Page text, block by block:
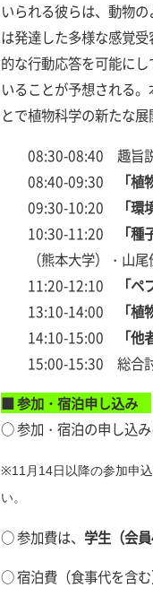
いられる彼らは、動物
は発達した多様な感覚
的な行動応答を可能に
いることが予想される
とで植物科学の新たな展
08:30-08:40 趣旨
08:40-09:30
「
09:30-10:20
「
10:30-11:20
「
（熊本大学）・山尾
11:20-12:10
「
13:10-14:00
「
14:10-15:00
「
15:00-15:30 総合
■参加・宿泊申し込み
○ 参加・宿泊の申し込
※11 月 14 日以降の参加申
い。
○参加費は、 学生（会
○宿泊費（食事代を含